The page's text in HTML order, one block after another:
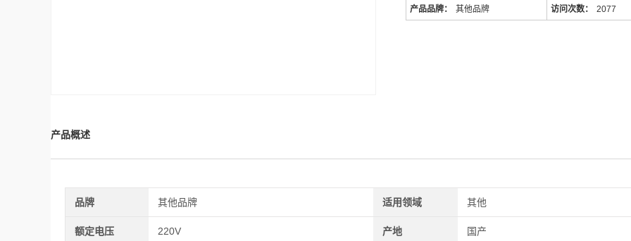
产品品牌： 其他品牌 访问次数： 2077
产品概述
品牌 其他品牌 适用领域 其他
额定电压 220V 产地 国产